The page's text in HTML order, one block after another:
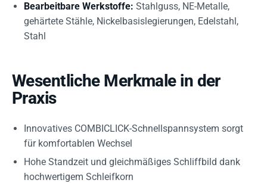
Bearbeitbare Werkstoffe: Stahlguss, NE-Metalle,
gehärtete Stähle, Nickelbasislegierungen, Edelstahl,
Stahl
Wesentliche Merkmale in der
Praxis
Innovatives COMBICLICK-Schnellspannsystem sorgt
für komfortablen Wechsel
Hohe Standzeit und gleichmäßiges Schliffbild dank
hochwertigem Schleifkorn